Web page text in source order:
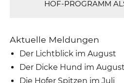
HOF-PROGRAMM
Aktuelle Meldungen
Der Lichtblick im August
Der Dicke Hund im August
Die Hofer Spitzen im Juli